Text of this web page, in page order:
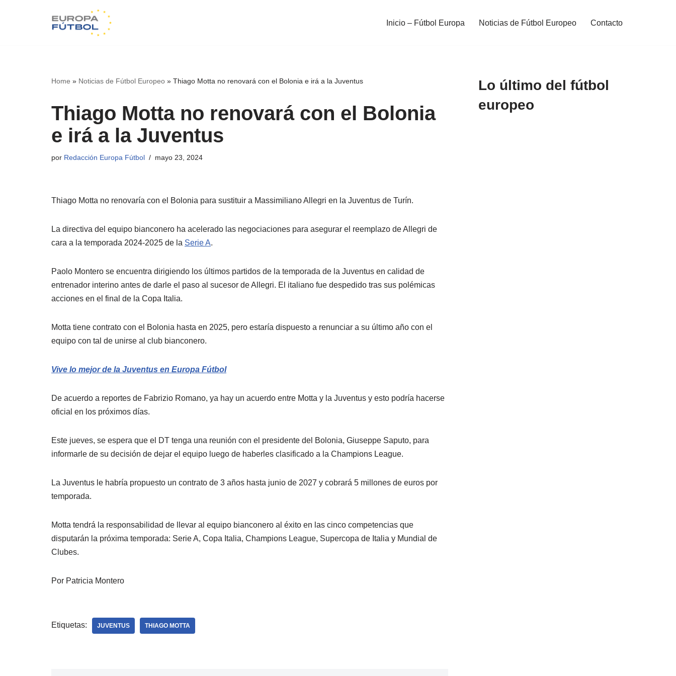
Inicio – Fútbol Europa Noticias de Fútbol Europeo Contacto
Home » Noticias de Fútbol Europeo » Thiago Motta no renovará con el Bolonia e irá a la Juventus
Thiago Motta no renovará con el Bolonia
e irá a la Juventus
por Redacción Europa Fútbol mayo 23, 2024
Thiago Motta no renovaría con el Bolonia para sustituir a Massimiliano Allegri en la Juventus de Turín.
La directiva del equipo bianconero ha acelerado las negociaciones para asegurar el reemplazo de Allegri de
cara a la temporada 2024-2025 de la Serie A.
Paolo Montero se encuentra dirigiendo los últimos partidos de la temporada de la Juventus en calidad de
entrenador interino antes de darle el paso al sucesor de Allegri. El italiano fue despedido tras sus polémicas
acciones en el final de la Copa Italia.
Motta tiene contrato con el Bolonia hasta en 2025, pero estaría dispuesto a renunciar a su último año con el
equipo con tal de unirse al club bianconero.
Vive lo mejor de la Juventus en Europa Fútbol
De acuerdo a reportes de Fabrizio Romano, ya hay un acuerdo entre Motta y la Juventus y esto podría hacerse
oficial en los próximos días.
Este jueves, se espera que el DT tenga una reunión con el presidente del Bolonia, Giuseppe Saputo, para
informarle de su decisión de dejar el equipo luego de haberles clasificado a la Champions League.
La Juventus le habría propuesto un contrato de 3 años hasta junio de 2027 y cobrará 5 millones de euros por
temporada.
Motta tendrá la responsabilidad de llevar al equipo bianconero al éxito en las cinco competencias que
disputarán la próxima temporada: Serie A, Copa Italia, Champions League, Supercopa de Italia y Mundial de
Clubes.
Por Patricia Montero
Etiquetas: JUVENTUS THIAGO MOTTA
Lo último del fútbol
europeo